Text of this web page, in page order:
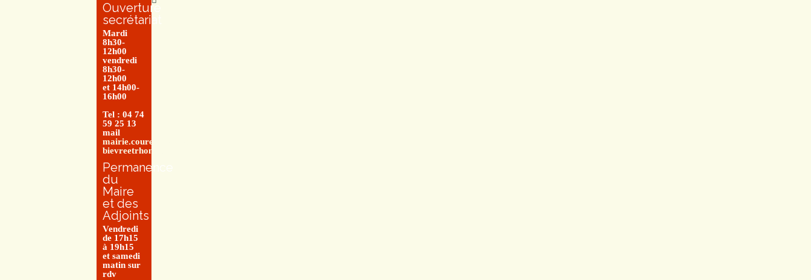
Ouverture
secrétariat
Mardi
8h30-
12h00
vendredi
8h30-
12h00
et 14h00-
16h00
Tel : 04 74
59 25 13
mail
mairie.couretbuis@entre-
bievreetrhone.fr
Permanence
du
Maire
et des
Adjoints
Vendredi
de 17h15
à 19h15
et samedi
matin sur
rdv